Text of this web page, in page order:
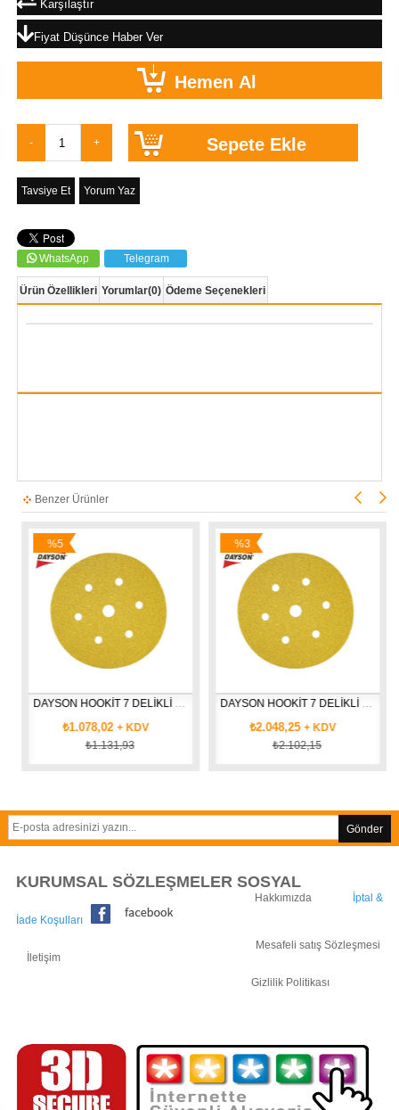
Karşılaştır
Fiyat Düşünce Haber Ver
Tavsiye Et Yorum Yaz
WhatsApp Telegram
Ürün Özellikleri Yorumlar(0) Ödeme Seçenekleri
Benzer Ürünler
DAYSON HOOKİT 7 DELİKLİ 150*60 ZIMPARA
₺1.078,02+ KDV
₺1.131,93
%5
İndirim
DAYSON HOOKİT 7 DELİKLİ 150*80-100 ZIMPARA
₺2.048,25+ KDV
₺2.102,15
%3
İndirim
Gönder
KURUMSAL SÖZLEŞMELER SOSYAL
Hakkımızda
İptal &
İade Koşulları
Mesafeli satış Sözleşmesi
İletişim
Gizlilik Politikası